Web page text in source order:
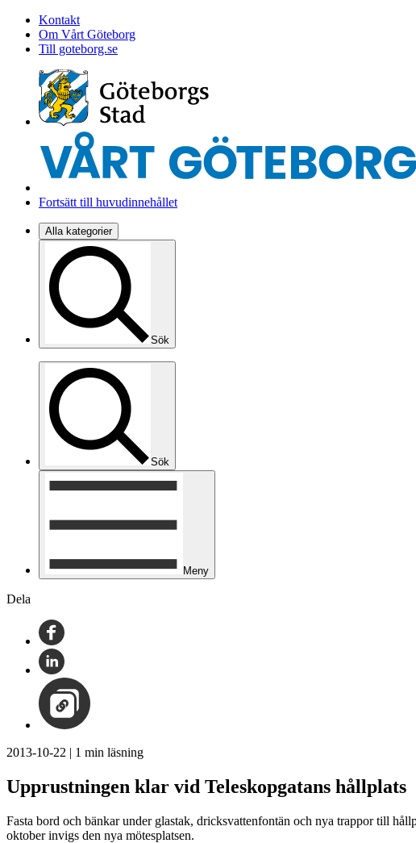
Kontakt
Om Vårt Göteborg
Till goteborg.se
Fortsätt till huvudinnehållet
Alla kategorier
Sök
Sök
Meny
Dela
2013-10-22 | 1 min läsning
Upprustningen klar vid Teleskopgatans hållplats
Fasta bord och bänkar under glastak, dricksvattenfontän och nya trappor till
oktober invigs den nya mötesplatsen.